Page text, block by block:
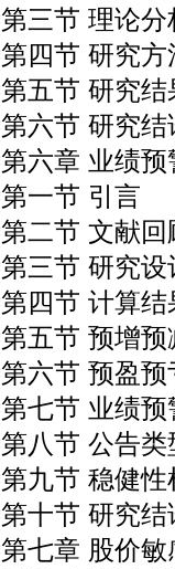
第三节 理论
第四节 研究
第五节 研究结
第六节 研究结
第六章 业绩
第一节 引言
第二节 文献回
第三节 研究设
第四节 计算结
第五节 预增
第六节 预盈
第七节 业绩
第八节 公告
第九节 稳健性
第十节 研究结
第七章 股价